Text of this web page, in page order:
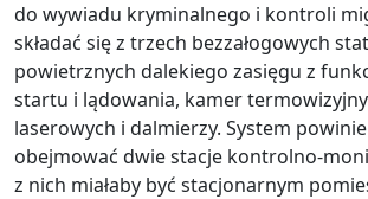
do wywiadu kryminalnego i kontroli
składać się z trzech bezzałogowych
powietrznych dalekiego zasięgu z
startu i lądowania, kamer
laserowych i dalmierzy. System
obejmować dwie stacje kontrolno-
z nich miałaby być stacjonarnym